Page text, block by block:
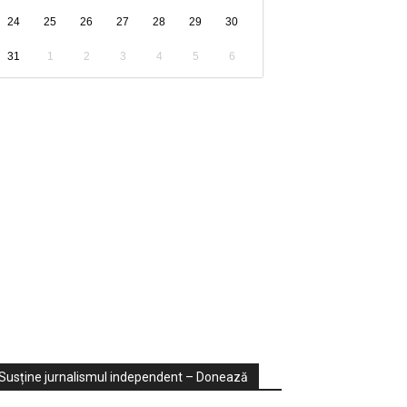
24 25 26 27 28 29 30
31 1 2 3 4 5 6
jurnalismul independent – Donează